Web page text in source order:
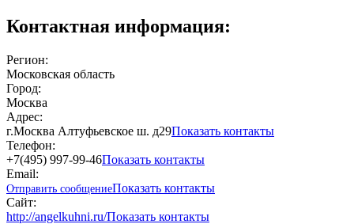
Контактная информация:
Регион:
Московская область
Город:
Москва
Адрес:
г.Москва Алтуфьевское ш. д29Показать контакты
Телефон:
+7(495) 997-99-46Показать контакты
Email:
Отправить сообщениеПоказать контакты
Сайт:
http://angelkuhni.ru/Показать контакты